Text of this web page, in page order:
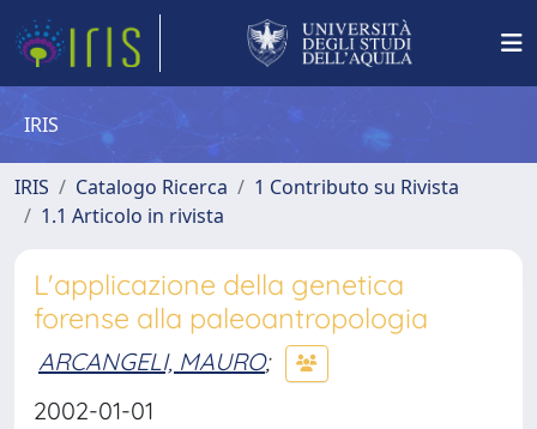
IRIS
IRIS Catalogo Ricerca
1 Contributo su Rivista
1.1 Articolo in rivista
L'applicazione della genetica
forense alla paleoantropologia
ARCANGELI, MAURO;
2002-01-01